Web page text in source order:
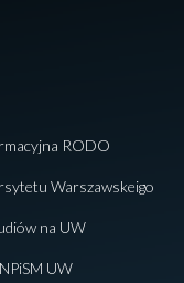
RODO
Warszawskeigo
na UW
UW